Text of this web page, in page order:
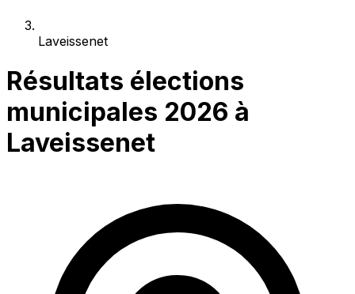
Laveissenet
Résultats élections
municipales 2026 à
Laveissenet